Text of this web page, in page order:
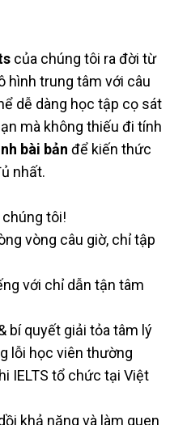
của chúng tôi ra đời từ
hình trung tâm với câu
dễ dàng học tập cọ sát
mà không thiếu đi tính
bài bản để kiến thức
nhất.
tôi!
vòng câu giờ, chỉ tập
với chỉ dẫn tận tâm
bí quyết giải tỏa tâm lý
lỗi học viên thường
IELTS tổ chức tại Việt
khả năng và làm quen